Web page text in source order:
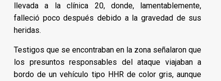
llevada a la clínica 20, donde, lamentablemente,
falleció poco después debido a la gravedad de sus
heridas.
Testigos que se encontraban en la zona señalaron que
los presuntos responsables del ataque viajaban a
bordo de un vehículo tipo HHR de color gris, aunque